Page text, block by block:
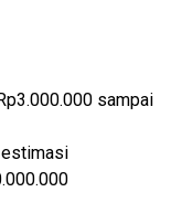
sampai
estimasi